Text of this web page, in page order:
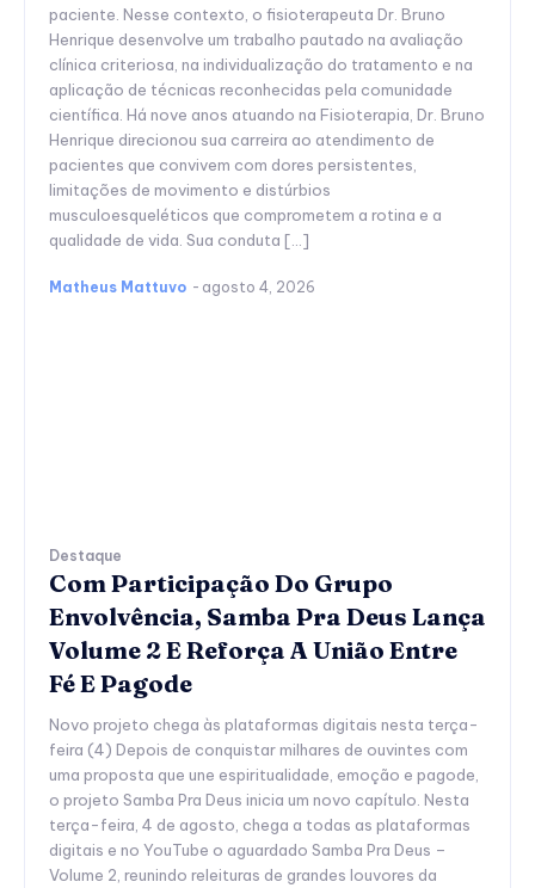
paciente. Nesse contexto, o fisioterapeuta Dr. Bruno
Henrique desenvolve um trabalho pautado na avaliação
clínica criteriosa, na individualização do tratamento e na
aplicação de técnicas reconhecidas pela comunidade
científica. Há nove anos atuando na Fisioterapia, Dr. Bruno
Henrique direcionou sua carreira ao atendimento de
pacientes que convivem com dores persistentes,
limitações de movimento e distúrbios
musculoesqueléticos que comprometem a rotina e a
qualidade de vida. Sua conduta […]
Matheus Mattuvo - agosto 4, 2026
Destaque
Com Participação Do Grupo
Envolvência, Samba Pra Deus Lança
Volume 2 E Reforça A União Entre
Fé E Pagode
Novo projeto chega às plataformas digitais nesta terça-
feira (4) Depois de conquistar milhares de ouvintes com
uma proposta que une espiritualidade, emoção e pagode,
o projeto Samba Pra Deus inicia um novo capítulo. Nesta
terça-feira, 4 de agosto, chega a todas as plataformas
digitais e no YouTube o aguardado Samba Pra Deus –
Volume 2, reunindo releituras de grandes louvores da